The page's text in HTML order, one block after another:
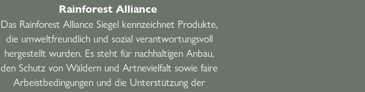
Rainforest Alliance
Das Rainforest Alliance Siegel kennzeichnet Produkte,
die umweltfreundlich und sozial verantwortungsvoll
hergestellt wurden. Es steht für nachhaltigen Anbau,
den Schutz von Wäldern und Artnevielfalt sowie faire
Arbeistbedingungen und die Unterstützung der